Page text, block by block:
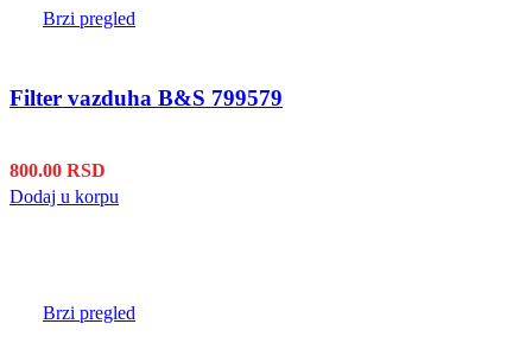
Brzi pregled
Filter vazduha B&S 799579
800.00 RSD
Dodaj u korpu
Brzi pregled